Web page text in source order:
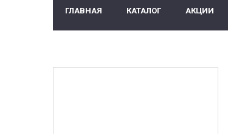
ГЛАВНАЯ КАТАЛОГ АКЦИИ